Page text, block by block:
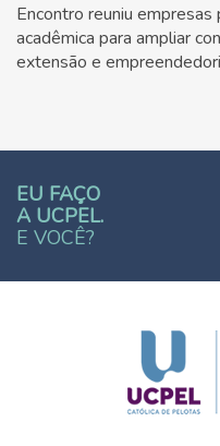
Encontro reuniu
acadêmica para ampliar
extensão e
EU FAÇO
A UCPEL.
E VOCÊ?